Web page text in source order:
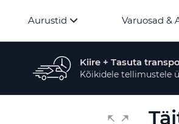
Aurustid Varuosad &
Kiire + Tasuta
Kõikidele tellimustele